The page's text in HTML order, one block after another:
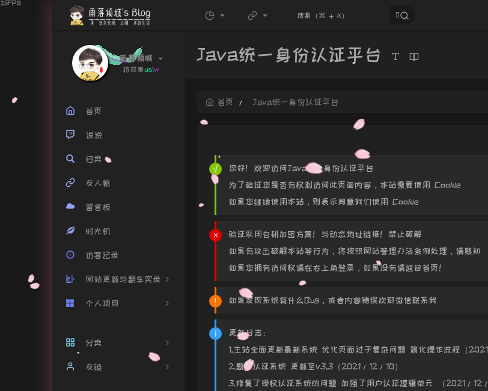
雨落倾城
u4OI`
首页
说说
归类
友人帐
留言板
时光机
访客记录
网站更新与翻车实录
网站更新
个人项目
分类
14
友链
Java统一身份认证平台
首页 Java统一身份认证平台
您好！欢迎访问Java统一身份认证平台
为了验证您是否有权利访问此页面内容，本站需要使用 Cookie
如果您继续使用本站，则表示同意我们使用 Cookie
验证采用自研加密方案！与动态地址链接！禁止破解
如果有攻击破解本站等行为，将按照网站管理办法条例处理，请熟知
如果您拥有访问权请在右上角登录，如果没有请返回首页！
如果发现系统有什么Bug，或者内容错误欢迎微信联系我
更新日志：
1.主站全面更新最新系统 优化页面过于复杂问题 简化操作流程（
2.题库认证系统 更新至v3.3（2021/12/10）
3.修复了授权认证系统的问题 加强了用户认证逻辑单元 （2021/